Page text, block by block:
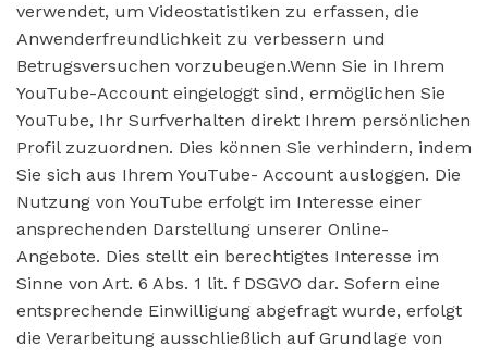
verwendet, um Videostatistiken zu erfassen, die
Anwenderfreundlichkeit zu verbessern und
Betrugsversuchen vorzubeugen.Wenn Sie in Ihrem
YouTube-Account eingeloggt sind, ermöglichen Sie
YouTube, Ihr Surfverhalten direkt Ihrem persönlichen
Profil zuzuordnen. Dies können Sie verhindern, indem
Sie sich aus Ihrem YouTube- Account ausloggen. Die
Nutzung von YouTube erfolgt im Interesse einer
ansprechenden Darstellung unserer Online-
Angebote. Dies stellt ein berechtigtes Interesse im
Sinne von Art. 6 Abs. 1 lit. f DSGVO dar. Sofern eine
entsprechende Einwilligung abgefragt wurde, erfolgt
die Verarbeitung ausschließlich auf Grundlage von